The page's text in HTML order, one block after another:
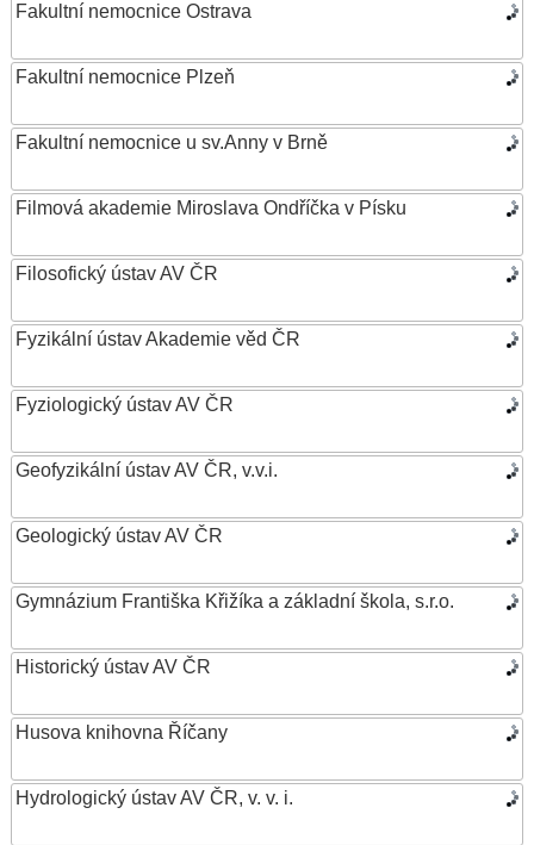
Fakultní nemocnice Ostrava
Fakultní nemocnice Plzeň
Fakultní nemocnice u sv.Anny v Brně
Filmová akademie Miroslava Ondříčka v Písku
Filosofický ústav AV ČR
Fyzikální ústav Akademie věd ČR
Fyziologický ústav AV ČR
Geofyzikální ústav AV ČR, v.v.i.
Geologický ústav AV ČR
Gymnázium Františka Křižíka a základní škola, s.r.o.
Historický ústav AV ČR
Husova knihovna Říčany
Hydrologický ústav AV ČR, v. v. i.